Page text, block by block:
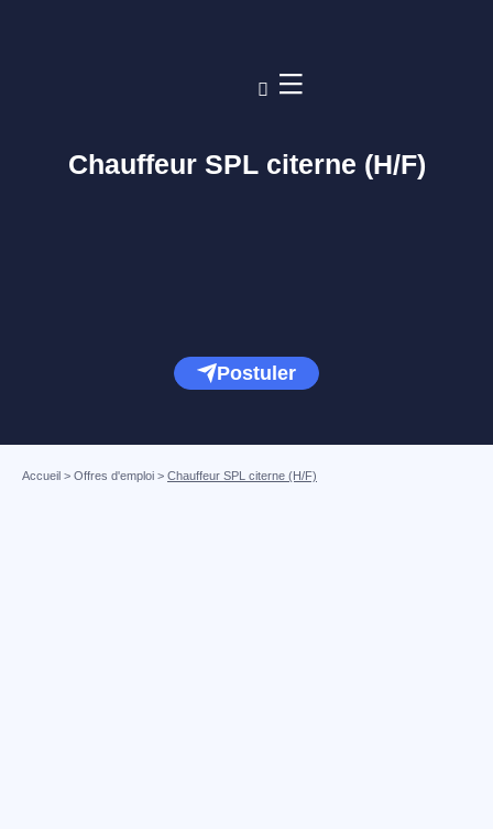
Chauffeur SPL citerne (H/F)
Postuler
Accueil > Offres d'emploi > Chauffeur SPL citerne (H/F)